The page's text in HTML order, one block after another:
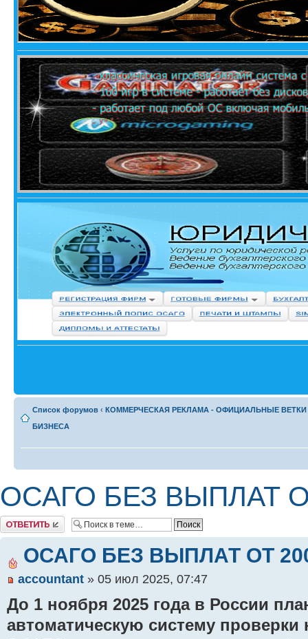
Список форумов ‹ КОММЕРЧЕСКАЯ РЕКЛАМА - ОФИЦИАЛЬНЫЕ
БИЗНЕСА
ОСАГО БЕЗ ВЫПЛАТ
Комментировать
ОСАГО БЕЗ ВЫПЛАТ ОТ
accountant » 05 июл 2025, 07:47
До 1 ноября 2025 года в России
автоматическую систему проверки